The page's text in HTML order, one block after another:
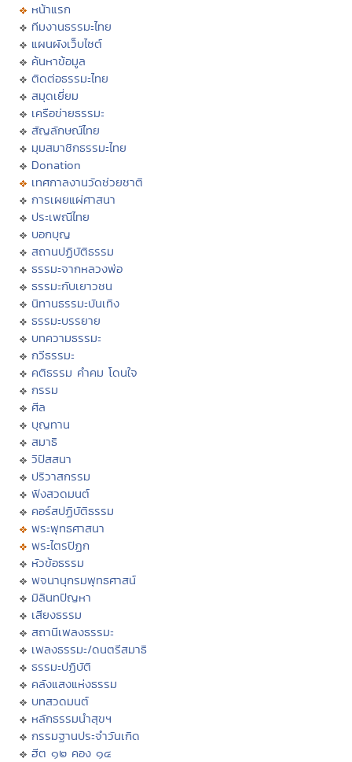
หน้าแรก
ทีมงานธรรมะไทย
แผนผังเว็บไซต์
ค้นหาข้อมูล
ติดต่อธรรมะไทย
สมุดเยี่ยม
เครือข่ายธรรมะ
สัญลักษณ์ไทย
มุมสมาชิกธรรมะไทย
Donation
เทศกาลงานวัดช่วยชาติ
การเผยแผ่ศาสนา
ประเพณีไทย
บอกบุญ
สถานปฏิบัติธรรม
ธรรมะจากหลวงพ่อ
ธรรมะกับเยาวชน
นิทานธรรมะบันเทิง
ธรรมะบรรยาย
บทความธรรมะ
กวีธรรมะ
คติธรรม คำคม โดนใจ
กรรม
ศีล
บุญทาน
สมาธิ
วิปัสสนา
ปริวาสกรรม
ฟังสวดมนต์
คอร์สปฏิบัติธรรม
พระพุทธศาสนา
พระไตรปิฏก
หัวข้อธรรม
พจนานุกรมพุทธศาสน์
มิลินทปัญหา
เสียงธรรม
สถานีเพลงธรรมะ
เพลงธรรมะ/ดนตรีสมาธิ
ธรรมะปฏิบัติ
คลังแสงแห่งธรรม
บทสวดมนต์
หลักธรรมนำสุขฯ
กรรมฐานประจำวันเกิด
ฮีต ๑๒ คอง ๑๔